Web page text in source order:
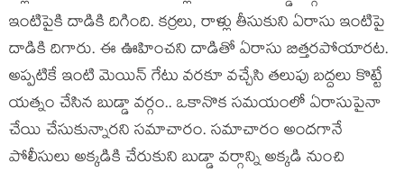
ఇంటిపైకి దాడికి దిగింది. కర్రలు, రాళ్లు తీసుకుని ఏరాసు ఇంటిపై
దాడికి దిగారు. ఈ ఊహించని దాడితో ఏరాసు బిత్తరపోయారట.
అప్పటికే ఇంటి మెయిన్ గేటు వరకూ వచ్చేసి తలుపు బద్దలు కొట్టే
యత్నం చేసిన బుడ్డా వర్గం.. ఒకానొక సమయంలో ఏరాసుపైనా
చేయి చేసుకున్నారని సమాచారం. సమాచారం అందగానే
పోలీసులు అక్కడికి చేరుకుని బుడ్డా వర్గాన్ని అక్కడి నుంచి